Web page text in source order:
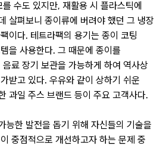
수도 있지만, 재활용 시 플라스틱에
살펴보니 종이류에 버려야 했던 그 냉장
이다. 테트라팩의 용기는 종이 코팅
을 사용한다. 그 때문에 종이를
료 장기 보관을 가능하게 하여 역사상
받고 있다. 우유와 같이 상하기 쉬운
과일 주스 브랜드 등이 주요 고객사다.
능한 발전을 돕기 위해 자신들의 기술을
중점적으로 개선하고자 하는 문제 중